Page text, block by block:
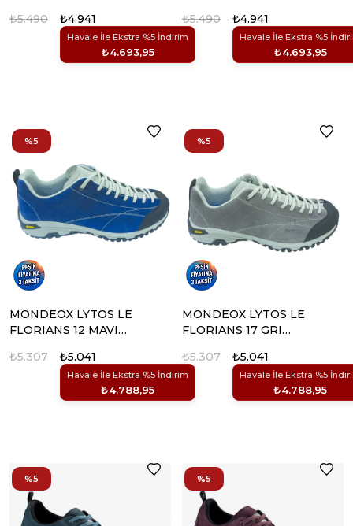
₺4.941
Havale İle Ekstra %5 İndirim
₺4.693,95
₺5.490
₺4.941
Havale İle Ekstra %5
₺4.693,95
₺5.490
MONDEOX LYTOS LE
FLORIANS 12 MAVI
₺5.041
Havale İle Ekstra %5 İndirim
₺4.788,95
₺5.307
%5
MONDEOX LYTOS LE
FLORIANS 17 GRI
₺5.041
Havale İle Ekstra %5
₺4.788,95
₺5.307
%5
%5 %5